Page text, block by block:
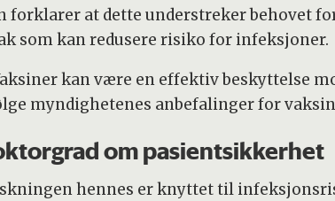
forklarer at dette understreker behovet
som kan redusere risiko for infeksjoner.
kan være en effektiv beskyttelse
myndighetenes anbefalinger for
om pasientsikkerhet
hennes er knyttet til